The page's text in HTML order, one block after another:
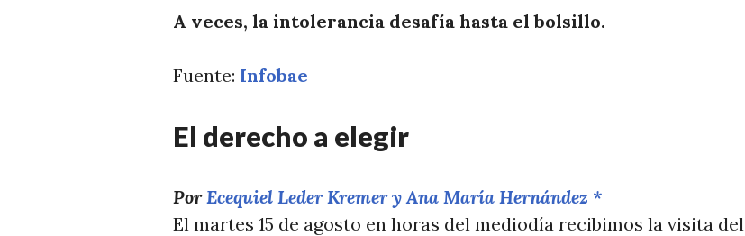
A veces, la intolerancia desafía hasta el bolsillo.
Fuente: Infobae
El derecho a elegir
PorEcequiel Leder Kremer y Ana María Hernández *
El martes 15 de agosto en horas del mediodía recibimos la visita del